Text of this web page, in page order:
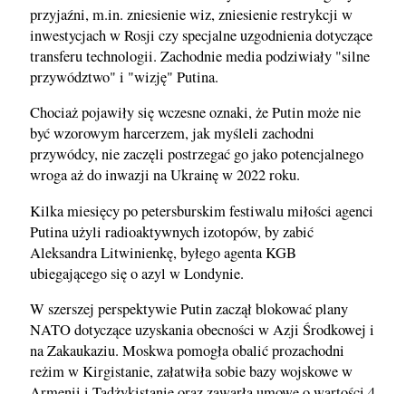
przyjaźni, m.in. zniesienie wiz, zniesienie restrykcji w
inwestycjach w Rosji czy specjalne uzgodnienia dotyczące
transferu technologii. Zachodnie media podziwiały "silne
przywództwo" i "wizję" Putina.
Chociaż pojawiły się wczesne oznaki, że Putin może nie
być wzorowym harcerzem, jak myśleli zachodni
przywódcy, nie zaczęli postrzegać go jako potencjalnego
wroga aż do inwazji na Ukrainę w 2022 roku.
Kilka miesięcy po petersburskim festiwalu miłości agenci
Putina użyli radioaktywnych izotopów, by zabić
Aleksandra Litwinienkę, byłego agenta KGB
ubiegającego się o azyl w Londynie.
W szerszej perspektywie Putin zaczął blokować plany
NATO dotyczące uzyskania obecności w Azji Środkowej i
na Zakaukaziu. Moskwa pomogła obalić prozachodni
reżim w Kirgistanie, załatwiła sobie bazy wojskowe w